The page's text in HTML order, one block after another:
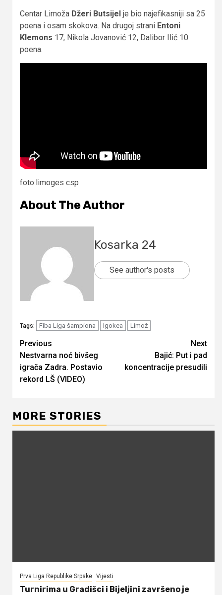
Centar Limoža Džeri Butsijel je bio najefikasniji sa 25
poena i osam skokova. Na drugoj strani Entoni
Klemons 17, Nikola Jovanović 12, Dalibor Ilić 10
poena.
foto:limoges csp
About The Author
Kosarka 24
See author's posts
Tags: Fiba Liga šampiona Igokea Limož
Continue
Reading
Previous
Nestvarna noć bivšeg
igrača Zadra. Postavio
rekord LŠ (VIDEO)
Next
Bajić: Put i pad
koncentracije presudili
MORE STORIES
Prva Liga Republike Srpske Vijesti
Turnirima u Gradišci i Bijeljini završeno je